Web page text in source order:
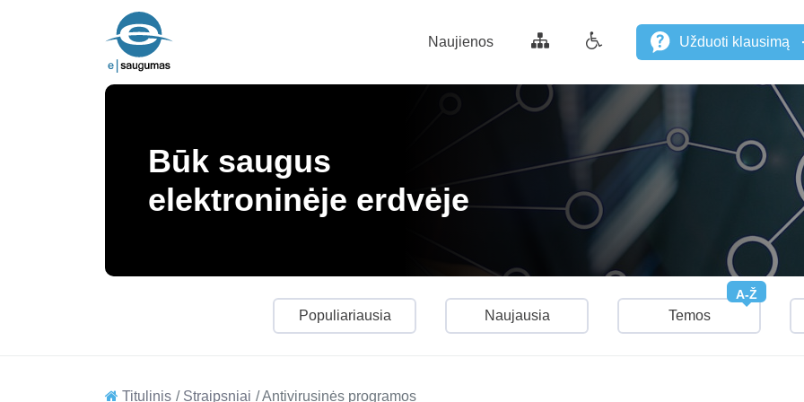
Naujienos Užduoti klausimą
Būk saugus
elektroninėje erdvėje
Populiariausia Naujausia Temos
A-Ž
Titulinis Straipsniai Antivirusinės programos